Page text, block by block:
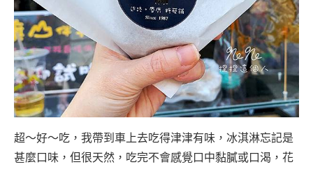
超～好～吃，我帶到車上去吃得津津有味，冰淇淋忘記是
甚麼口味，但很天然，吃完不會感覺口中黏膩或口渴，花